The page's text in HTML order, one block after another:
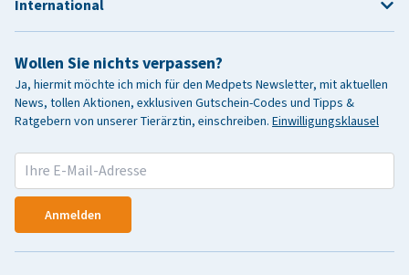
Wollen Sie nichts verpassen?
Ja, hiermit möchte ich mich für den Medpets Newsletter, mit aktuellen
News, tollen Aktionen, exklusiven Gutschein-Codes und Tipps &
Ratgebern von unserer Tierärztin, einschreiben. Einwilligungsklausel
Anmelden
International